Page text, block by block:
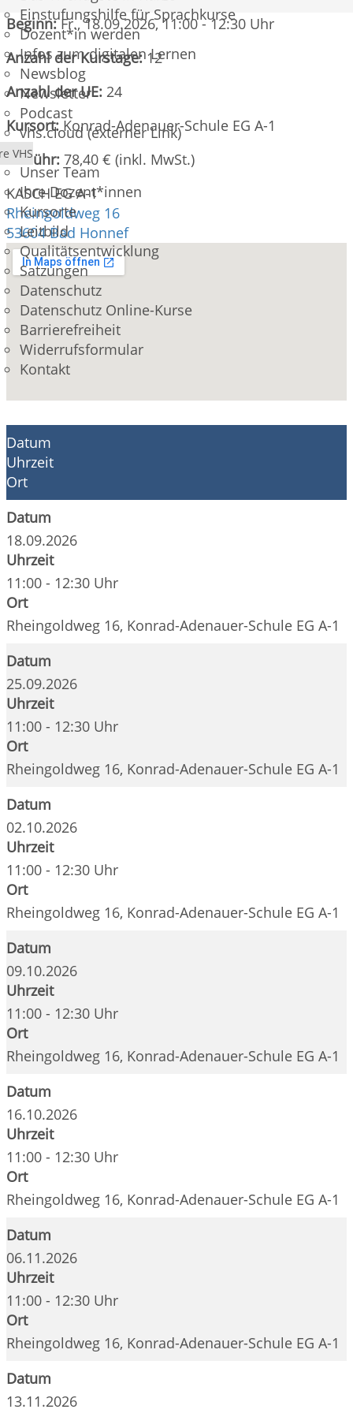
Einstufungshilfe für Sprachkurse
Dozent*in werden
Infos zum digitalen Lernen
Newsblog
Newsletter
Podcast
vhs.cloud (externer Link)
VHS
Unser Team
Ihre Dozent*innen
Kursorte
Leitbild
Qualitätsentwicklung
Satzungen
Datenschutz
Datenschutz Online-Kurse
Barrierefreiheit
Widerrufsformular
Kontakt
Beginn: Fr., 18.09.2026, 11:00 - 12:30 Uhr
Anzahl der Kurstage:12
Anzahl der UE: 24
Kursort:Konrad-Adenauer-Schule EG A-1
Gebühr: 78,40 € (inkl. MwSt.)
KASCH EG A-1
Rheingoldweg 16
53604 Bad Honnef
Datum
Uhrzeit
Ort
Datum
18.09.2026
Uhrzeit
11:00 - 12:30 Uhr
Ort
Rheingoldweg 16, Konrad-Adenauer-Schule EG A-1
Datum
25.09.2026
Uhrzeit
11:00 - 12:30 Uhr
Ort
Rheingoldweg 16, Konrad-Adenauer-Schule EG A-1
Datum
02.10.2026
Uhrzeit
11:00 - 12:30 Uhr
Ort
Rheingoldweg 16, Konrad-Adenauer-Schule EG A-1
Datum
09.10.2026
Uhrzeit
11:00 - 12:30 Uhr
Ort
Rheingoldweg 16, Konrad-Adenauer-Schule EG A-1
Datum
16.10.2026
Uhrzeit
11:00 - 12:30 Uhr
Ort
Rheingoldweg 16, Konrad-Adenauer-Schule EG A-1
Datum
06.11.2026
Uhrzeit
11:00 - 12:30 Uhr
Ort
Rheingoldweg 16, Konrad-Adenauer-Schule EG A-1
Datum
13.11.2026